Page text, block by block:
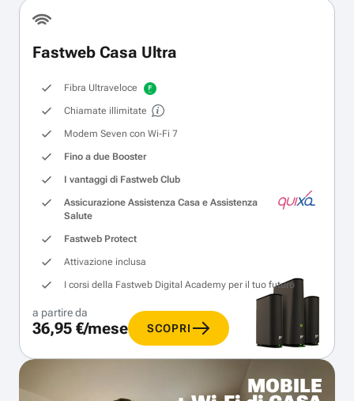
Fastweb Casa Ultra
Fibra Ultraveloce
Chiamate illimitate
Modem Seven con Wi‑Fi 7
Fino a due Booster
I vantaggi di Fastweb Club
Assicurazione Assistenza Casa e Assistenza
Salute
Fastweb Protect
Attivazione inclusa
I corsi della Fastweb Digital Academy per il tuo futuro
a partire da
36,95 €/mese SCOPRI
MOBILE